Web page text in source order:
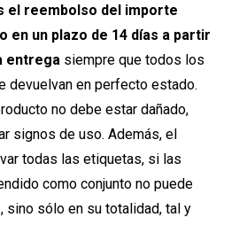
el reembolso del importe
en un plazo de 14 días a partir
entrega siempre que todos los
devuelvan en perfecto estado.
no debe estar dañado,
signos de uso. Además, el
todas las etiquetas, si las
como conjunto no puede
sino sólo en su totalidad, tal y